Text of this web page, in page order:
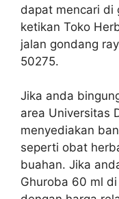
dapat mencari di
ketikan Toko
jalan gondang
50275.
Jika anda
area Universitas
menyediakan
seperti obat
buahan. Jika
Ghuroba 60 ml